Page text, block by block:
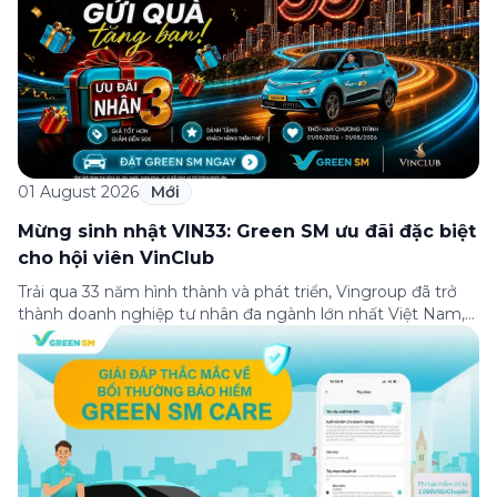
01 August 2026 Mới
Mừng sinh nhật VIN33: Green SM ưu đãi đặc biệt
cho hội viên VinClub
Trải qua 33 năm hình thành và phát triển, Vingroup đã trở
thành doanh nghiệp tư nhân đa ngành lớn nhất Việt Nam,
lọt Top 30 doanh nghiệp lớn nhất Đông Nam Á theo bảng
xếp hạng của Tạp chí Fortune (Mỹ). Nhân kỷ niệm 33 năm
thành lập (8/8/1993 đến 8/8/2026), Green SM trân […]